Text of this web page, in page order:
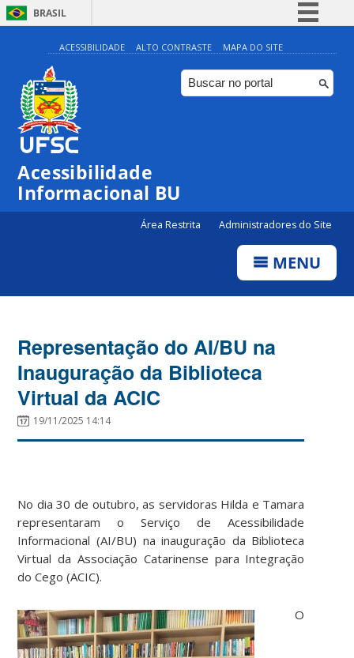
BRASIL
Simplifique!
Comunica BR
Participe
ACESSIBILIDADE ALTO CONTRASTE MAPA DO SITE
Acessibilidade
Informacional BU
Área Restrita Administradores do Site
MENU
Representação do AI/BU na
Inauguração da Biblioteca
Virtual da ACIC
19/11/2025 14:14
No dia 30 de outubro, as servidoras Hilda e Tamara
representaram o Serviço de Acessibilidade
Informacional (AI/BU) na inauguração da Biblioteca
Virtual da Associação Catarinense para Integração
do Cego (ACIC).
O